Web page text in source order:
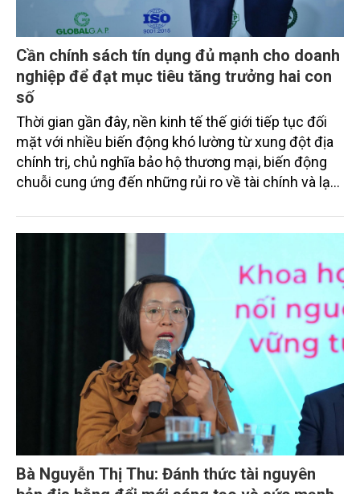
Cần chính sách tín dụng đủ mạnh cho doanh
nghiệp để đạt mục tiêu tăng trưởng hai con
số
Thời gian gần đây, nền kinh tế thế giới tiếp tục đối
mặt với nhiều biến động khó lường từ xung đột địa
chính trị, chủ nghĩa bảo hộ thương mại, biến động
chuỗi cung ứng đến những rủi ro về tài chính và lạm
của Việt Nam không chỉ đòi hỏi quyết tâm chính trị
đặc biệt là chính sách tín dụng đối với khu vực
Bà Nguyễn Thị Thu: Đánh thức tài nguyên